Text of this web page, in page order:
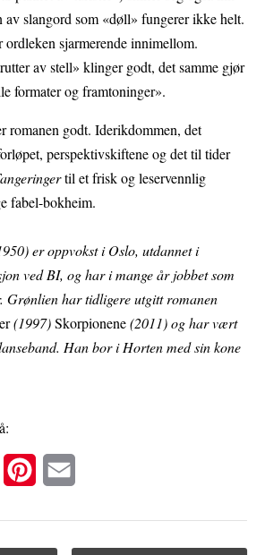
av slangord som «døll» fungerer ikke helt.
ordleken sjarmerende innimellom.
av stell» klinger godt, det samme gjør
formater og framtoninger».
romanen godt. Iderikdommen, det
perspektivskiftene og det til tider
til et frisk og leservennlig
fabel-bokheim.
er oppvokst i Oslo, utdannet i
ved BI, og har i mange år jobbet som
Grønlien har tidligere utgitt romanen
(1997)Skorpionene(2011) og har vært
Han bor i Horten med sin kone